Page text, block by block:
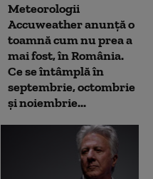
Meteorologii
Accuweather anunță o
toamnă cum nu prea a
mai fost, în România.
Ce se întâmplă în
septembrie, octombrie
și noiembrie...